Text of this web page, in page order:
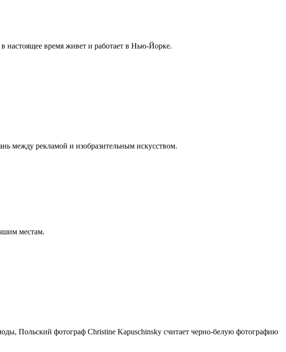
настоящее время живет и работает в Нью-Йорке.
между рекламой и изобразительным искусством.
местам.
Польский фотограф Christine Kapuschinsky считает черно-белую фотографию